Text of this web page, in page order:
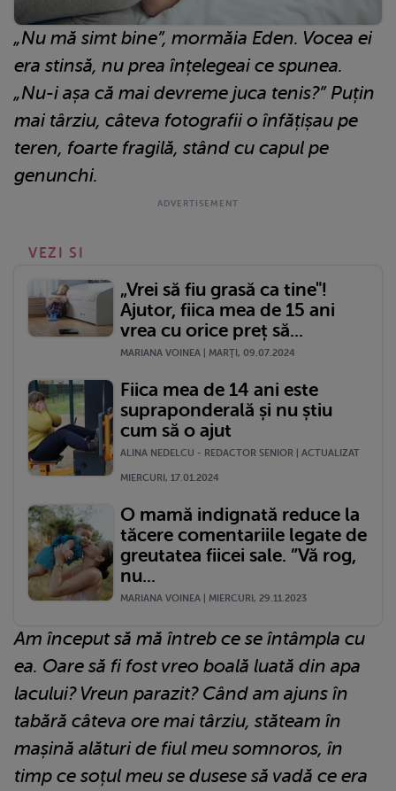
„Nu mă simt bine”, mormăia Eden. Vocea ei
era stinsă, nu prea înțelegeai ce spunea.
„Nu-i așa că mai devreme juca tenis?” Puțin
mai târziu, câteva fotografii o înfățișau pe
teren, foarte fragilă, stând cu capul pe
genunchi.
VEZI SI
„Vrei să fiu grasă ca tine"!
Ajutor, fiica mea de 15 ani
vrea cu orice preț să...
MARIANA VOINEA | MARŢI, 09.07.2024
Fiica mea de 14 ani este
supraponderală și nu știu
cum să o ajut
ALINA NEDELCU - REDACTOR SENIOR | ACTUALIZAT
MIERCURI, 17.01.2024
O mamă indignată reduce la
tăcere comentariile legate de
greutatea fiicei sale. ”Vă rog,
nu...
MARIANA VOINEA | MIERCURI, 29.11.2023
Am început să mă întreb ce se întâmpla cu
ea. Oare să fi fost vreo boală luată din apa
lacului? Vreun parazit? Când am ajuns în
tabără câteva ore mai târziu, stăteam în
mașină alături de fiul meu somnoros, în
timp ce soțul meu se dusese să vadă ce era